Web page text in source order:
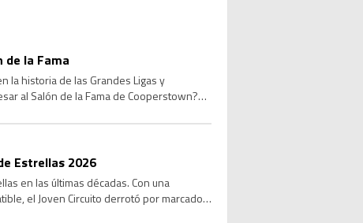
de la Fama
la historia de las Grandes Ligas y
al Salón de la Fama de Cooperstown?
Estrellas 2026
en las últimas décadas. Con una
el Joven Circuito derrotó por marcador